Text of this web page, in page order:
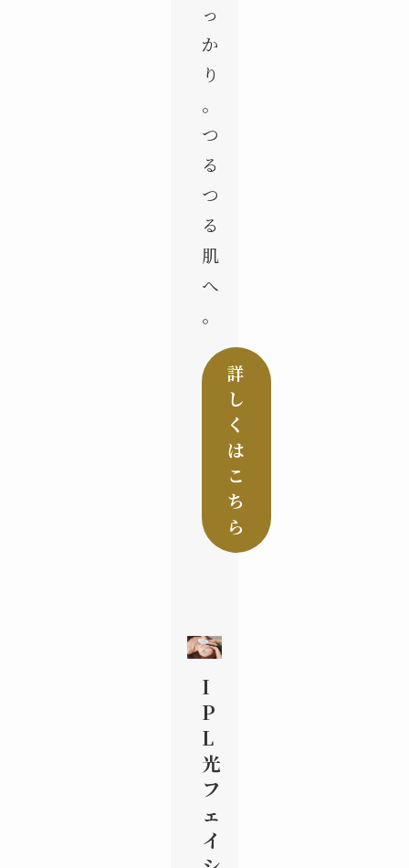
っ
か
り
。
つ
る
つ
る
肌
へ
。
詳
し
く
は
こ
ち
ら
I
P
L
光
フ
ェ
イ